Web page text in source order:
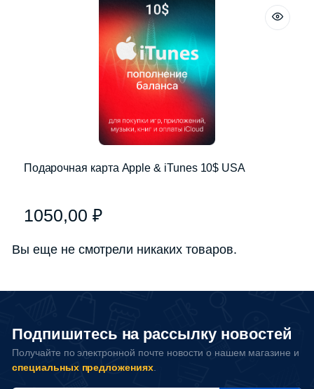
Подарочная карта Apple & iTunes 10$ USA
1050,00 ₽
Вы еще не смотрели никаких товаров.
Подпишитесь на рассылку новостей
Получайте по электронной почте новости о нашем магазине и
специальных предложениях